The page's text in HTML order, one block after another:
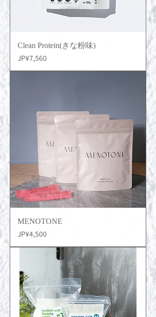
Clean Protein(きな粉味)
價格
JP¥7,560
MENOTONE
價格
JP¥4,500